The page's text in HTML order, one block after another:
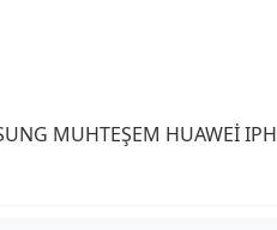
MUHTEŞEM HUAWEİ